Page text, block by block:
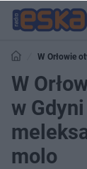
W Orłowie
Podwozi z SKM na
W
w
molo